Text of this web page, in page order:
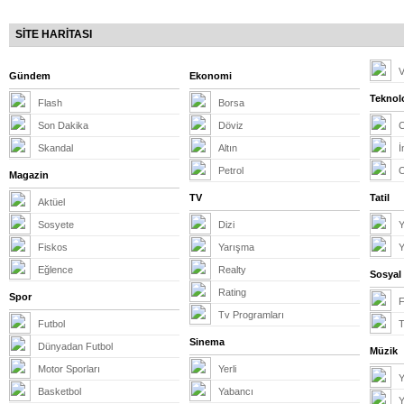
SİTE HARİTASI
Gündem
Flash
Son Dakika
Skandal
Magazin
Aktüel
Sosyete
Fiskos
Eğlence
Spor
Futbol
Dünyadan Futbol
Motor Sporları
Basketbol
Ekonomi
Borsa
Döviz
Altın
Petrol
TV
Dizi
Yarışma
Realty
Rating
Tv Programları
Sinema
Yerli
Yabancı
Tatil
Sosyal
Müzik